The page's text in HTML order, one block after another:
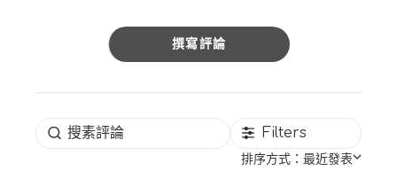
撰寫評論
Filters
排序方式： 最近發表